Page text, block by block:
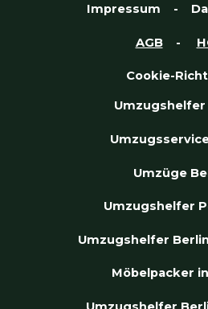
Impressum -
AGB-
Cookie-
Umzugshelfer
Umzüge
Umzugshelfer
Umzugshelfer
Möbelpacker